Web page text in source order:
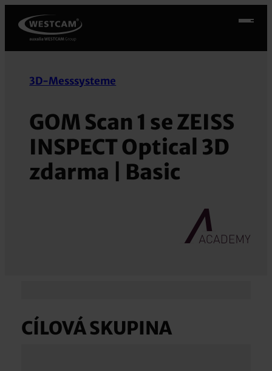
Přeskočit
obsah
3D-Messsysteme
GOM Scan 1 se ZEISS
INSPECT Optical 3D
zdarma | Basic
CÍLOVÁ SKUPINA